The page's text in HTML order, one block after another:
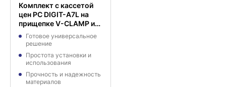
Комплект с кассетой
цен PC DIGIT-A7L на
прищепке V-CLAMP и
блокнотами с
символами
Готовое универсальное
решение
Простота установки и
использования
Прочность и надежность
материалов